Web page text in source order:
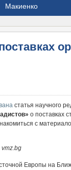
Макиенко
статья научного
о поставках
с
Европы на